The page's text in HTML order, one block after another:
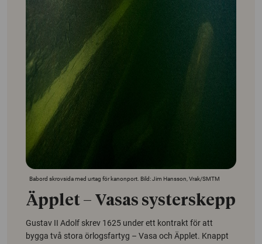
Babord skrovsida med urtag för kanonport. Bild: Jim Hansson, Vrak/SMTM
Äpplet – Vasas systerskepp
Gustav II Adolf skrev 1625 under ett kontrakt för att
bygga två stora örlogsfartyg – Vasa och Äpplet. Knappt